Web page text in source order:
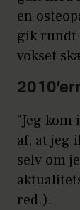
en
gik rundt
vokset
"Jeg
af, at jeg
selv om
red.).